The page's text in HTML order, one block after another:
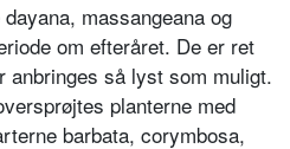
massangeana og
om efteråret. De er ret
så lyst som muligt.
planterne med
barbata, corymbosa,